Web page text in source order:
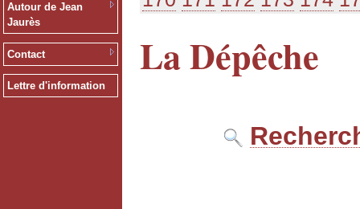
Autour de Jean
Jaurès
Contact
Lettre d'information
La Dépêche